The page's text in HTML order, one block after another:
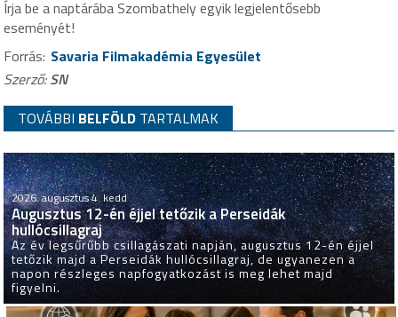
Írja be a naptárába Szombathely egyik legjelentősebb
eseményét!
Forrás: Savaria Filmakadémia Egyesület
Szerző:SN
TOVÁBBI BELFÖLD TARTALMAK
2026. augusztus 4. kedd
Augusztus 12-én éjjel tetőzik a Perseidák
hullócsillagraj
Az év legsűrűbb csillagászati napján, augusztus 12-én éjjel
tetőzik majd a Perseidák hullócsillagraj, de ugyanezen a
napon részleges napfogyatkozást is meg lehet majd
figyelni.